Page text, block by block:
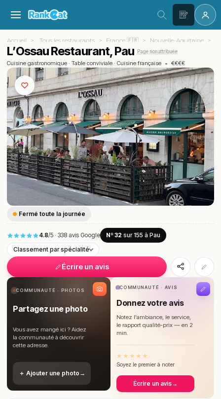
Accueil Tous les restaurants France 🇫🇷 Nouvelle-Aquitaine
L’Ossau Restaurant, Pau Page non attribuée
Cuisine gastronomique · Table conviviale · Cuisine française • €€€€
Fermé toute la journée
4.8/5 · 338 avis Google Nº 32 sur 155 à Pau
Classement par spécialité
Écrire un avis
COMMUNAUTÉ · PHOTOS
Partagez une photo
Vous avez mangé ici ? Aidez
la communauté à découvrir
cette adresse.
＋ Ajouter une photo →
COMMUNAUTÉ · AVIS
Donnez votre avis
Notez l'ambiance, le service,
le rapport qualité-prix — en 2
min.
★ ★ ★ ★ ★
Soyez le premier à noter
Écrire un avis→